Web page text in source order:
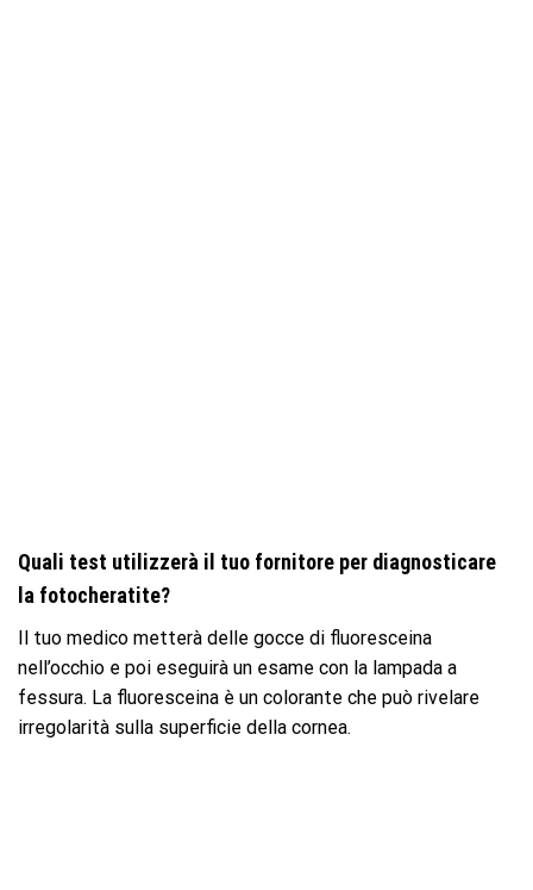
Quali test utilizzerà il tuo fornitore per diagnosticare
la fotocheratite?
Il tuo medico metterà delle gocce di fluoresceina
nell’occhio e poi eseguirà un esame con la lampada a
fessura. La fluoresceina è un colorante che può rivelare
irregolarità sulla superficie della cornea.